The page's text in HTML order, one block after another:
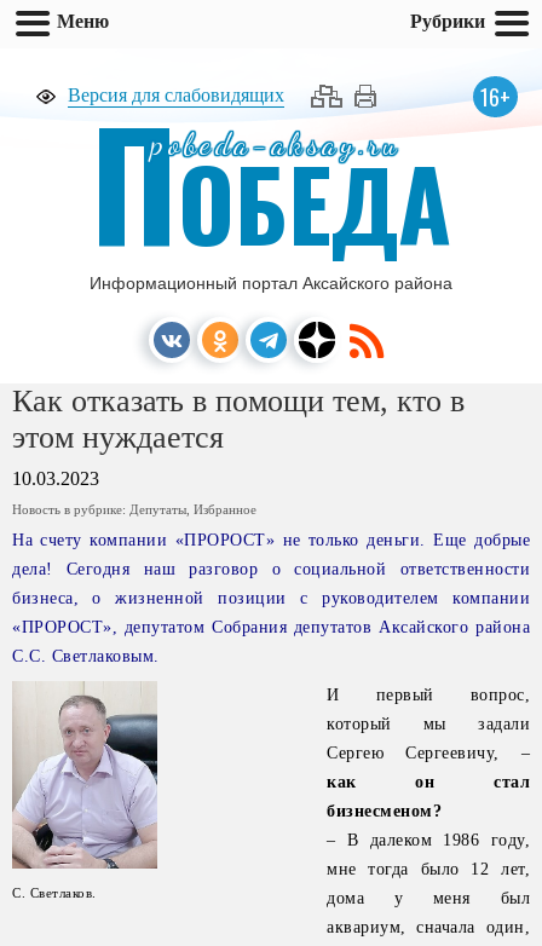
Версия для слабовидящих 16+
pobeda-aksay.ru
ПОБЕДА
Информационный портал Аксайского района
Как отказать в помощи тем, кто в
этом нуждается
10.03.2023
Новость в рубрике: Депутаты Избранное
На счету компании «ПРОРОСТ» не только деньги. Еще добрые
дела! Сегодня наш разговор о социальной ответственности
бизнеса, о жизненной позиции с руководителем компании
«ПРОРОСТ», депутатом Собрания депутатов Аксайского района
С.С. Светлаковым.
С. Светлаков.
И первый вопрос,
который мы задали
Сергею Сергеевичу, –
как он стал
бизнесменом?
– В далеком 1986 году,
мне тогда было 12 лет,
дома у меня был
аквариум, сначала один,
Меню Рубрики